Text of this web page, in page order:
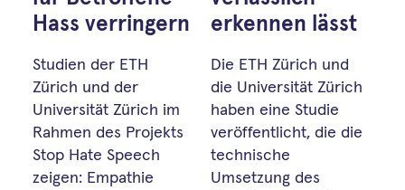
Hass verringern
Studien der ETH
Zürich und der
Universität Zürich im
Rahmen des Projekts
Stop Hate Speech
zeigen: Empathie
erkennen lässt
Die ETH Zürich und
die Universität Zürich
haben eine Studie
veröffentlicht, die die
technische
Umsetzung des